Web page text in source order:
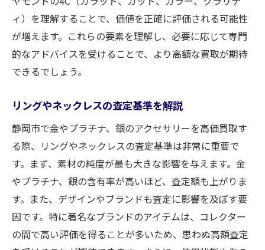
ィ）を理解することで、価値を正確に評価される可能性
が増えます。これらの要素を理解し、必要に応じて専門
的なアドバイスを受けることで、より高額な買取が期待
できるでしょう。
リングやネックレスの査定基準を解説
静岡市で金やプラチナ、銀のアクセサリーを高価買取す
る際、リングやネックレスの査定基準は非常に重要で
す。まず、素材の純度が最も大きな影響を与えます。金
やプラチナ、銀の含有率が高いほど、査定額も上がりま
す。また、デザインやブランドも査定に影響を及ぼす要
因です。特に著名なブランドのアイテムは、コレクター
の間で高い評価を得ることが多いため、思わぬ高額査定